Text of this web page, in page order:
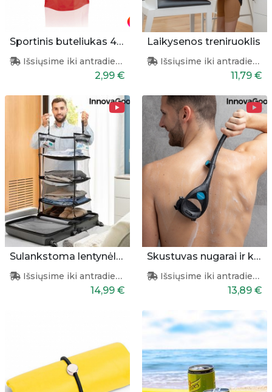
Sportinis buteliukas 400ml
Išsiųsime iki antradienio
2,99 €
Laikysenos treniruoklis
Išsiųsime iki antradienio
11,79 €
Sulankstoma lentynėlė lagaminui
Išsiųsime iki antradienio
14,99 €
Skustuvas nugarai ir kūnui
Išsiųsime iki antradienio
13,89 €